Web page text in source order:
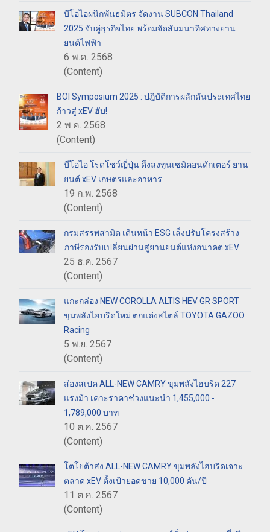
บีโอไอผนึกพันธมิตร จัดงาน SUBCON Thailand
2025 จับคู่ธุรกิจไทย พร้อมจัดสัมมนาทิศทางยาน
ยนต์ไฟฟ้า
6 พ.ค. 2568
(Content)
BOI Symposium 2025 : ปฎิบัติการผลักดันประเทศไทย
ก้าวสู่ xEV ฮับ!
2 พ.ค. 2568
(Content)
บีโอไอ โรดโชว์ญี่ปุ่น ดึงลงทุนเซมิคอนดักเตอร์ ยาน
ยนต์ xEV เกษตรและอาหาร
19 ก.พ. 2568
(Content)
กรมสรรพสามิต เดินหน้า ESG เล็งปรับโครงสร้าง
ภาษีรองรับเปลี่ยนผ่านสู่ยานยนต์แห่งอนาคต xEV
25 ธ.ค. 2567
(Content)
แกะกล่อง NEW COROLLA ALTIS HEV GR SPORT
ขุมพลังไฮบริดใหม่ ตกแต่งสไตล์ TOYOTA GAZOO
Racing
5 พ.ย. 2567
(Content)
ส่องสเปค ALL-NEW CAMRY ขุมพลังไฮบริด 227
แรงม้า เคาะราคาช่วงแนะนำ 1,455,000 -
1,789,000 บาท
10 ต.ค. 2567
(Content)
โตโยต้าส่ง ALL-NEW CAMRY ขุมพลังไฮบริดเจาะ
ตลาด xEV ตั้งเป้ายอดขาย 10,000 คัน/ปี
11 ต.ค. 2567
(Content)